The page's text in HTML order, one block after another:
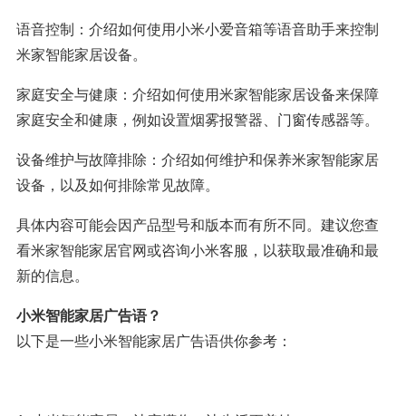
语音控制：介绍如何使用小米小爱音箱等语音助手来控制
米家智能家居设备。
家庭安全与健康：介绍如何使用米家智能家居设备来保障
家庭安全和健康，例如设置烟雾报警器、门窗传感器等。
设备维护与故障排除：介绍如何维护和保养米家智能家居
设备，以及如何排除常见故障。
具体内容可能会因产品型号和版本而有所不同。建议您查
看米家智能家居官网或咨询小米客服，以获取最准确和最
新的信息。
小米智能家居广告语？
以下是一些小米智能家居广告语供你参考：